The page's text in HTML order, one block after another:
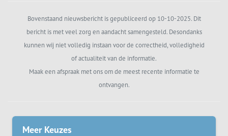
Bovenstaand nieuwsbericht is gepubliceerd op 10-10-2025. Dit
bericht is met veel zorg en aandacht samengesteld. Desondanks
kunnen wij niet volledig instaan voor de correctheid, volledigheid
of actualiteit van de informatie.
Maak een afspraak met ons om de meest recente informatie te
ontvangen.
Meer Keuzes